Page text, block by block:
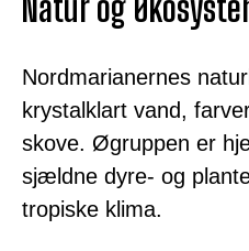
Natur og
Nordmarianernes
krystalklart vand,
skove. Øgruppen er
sjældne dyre- og
tropiske klima.